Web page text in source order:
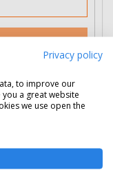
Privacy policy
to improve our
a great website
we use open the